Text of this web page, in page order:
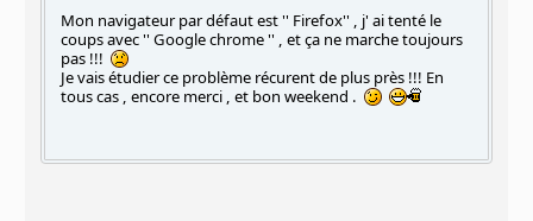
Mon navigateur par défaut est '' Firefox'' , j' ai tenté le
coups avec '' Google chrome '' , et ça ne marche toujours
pas !!!
Je vais étudier ce problème récurent de plus près !!! En
tous cas , encore merci , et bon weekend .